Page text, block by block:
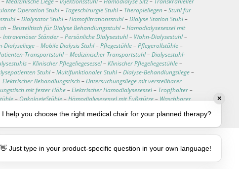
Operation Stuhl– Tageschirurgie Stuhl– Therapieliegen–Stuhl für
–Dialysator Stuhl–Hämofiltrationsstuhl–Dialyse Station Stuhl–
–Beistelltisch für Dialyse Behandlungsstuhl–Hämodialysesessel mit
Intravenöser Ständer–Persönliche Dialysestuhl– Wohn-Dialysestuhl–
Dialyseliege–Mobile Dialysis Stuhl–Pflegestühle–Pflegerollstühle–
Transportstuhl–Medizinischer Transportstuhl–Dialysestuhl-
–Klinischer Pflegeliegesessel–Klinischer Pflegeliegestühle–
Stuhl–Multifunktionaler Stuhl–Dialyse-Behandlungsliege–
Elektrischer Behandlungstisch– Untersuchungsliege mit verstellbarer
mit fester Höhe–Elektrischer Hämodialysesessel– Tropfhalter–
–OnkologieStühle–Hämodialysesessel mit Fußstütze–Waschbarer
✕
help you choose the right medical chair for your planned therapy?
👋 Just type in your product-specific question in your own language!